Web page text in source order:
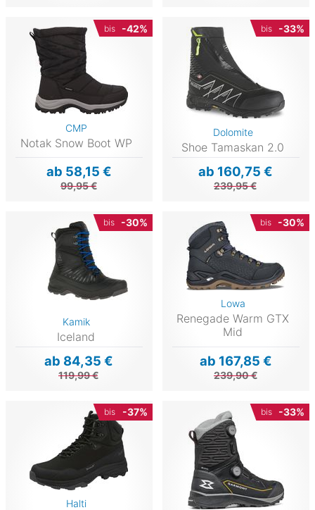
bis -42%
CMP
Notak Snow Boot WP
ab 58,15 €
99,95 €
bis -33%
Dolomite
Shoe Tamaskan 2.0
ab 160,75 €
239,95 €
bis -30%
Kamik
Iceland
ab 84,35 €
119,99 €
bis -30%
Lowa
Renegade Warm GTX
Mid
ab 167,85 €
239,90 €
bis -37%
Halti
bis -33%